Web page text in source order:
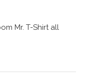
Mr. T-Shirt all